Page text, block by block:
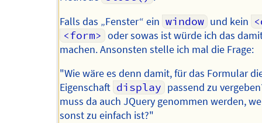
Falls das „Fenster“ ein window und kein
<form> oder sowas ist würde ich das
machen. Ansonsten stelle ich mal die Frage:
"Wie wäre es denn damit, für das Formular
Eigenschaft display passend zu
muss da auch JQuery genommen werden,
sonst zu einfach ist?"